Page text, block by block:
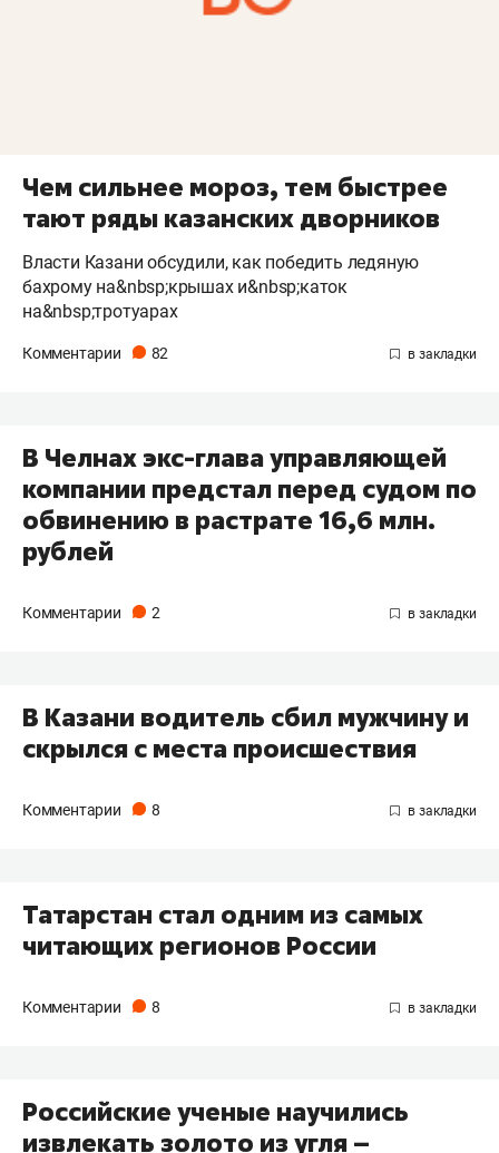
Чем сильнее мороз, тем быстрее
тают ряды казанских дворников
Власти Казани обсудили, как победить ледяную
бахрому на&nbsp;крышах и&nbsp;каток
на&nbsp;тротуарах
Комментарии 82
В Челнах экс-глава управляющей
компании предстал перед судом по
обвинению в растрате 16,6 млн.
рублей
Комментарии 2
​В Казани водитель сбил мужчину и
скрылся с места происшествия
Комментарии 8
Татарстан стал одним из самых
читающих регионов России
Комментарии 8
Российские ученые научились
извлекать золото из угля –